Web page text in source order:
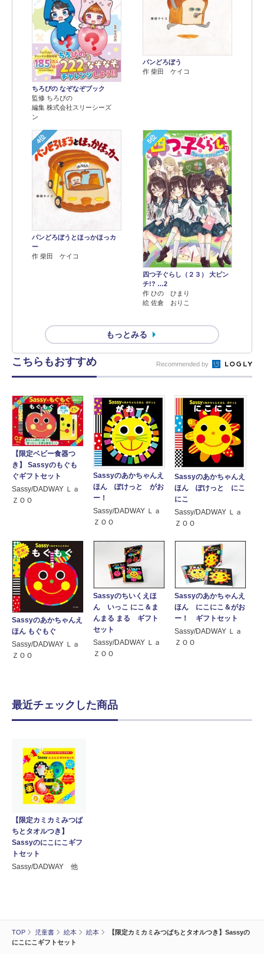
TOP 児童書 絵本 絵本
【限定カミカミみつばちとタオルつき】Sassyの
にこにこギフトセット
ちろぴの なぞなぞブック
監修 ちろぴの
編集 株式会社スリーシーズ
ン
パンどろぼう
作 柴田 ケイコ
4位
パンどろぼうとほっかほっカ
ー
作 柴田 ケイコ
5位
四つ子ぐらし（２３） 大ピン
チ!? …2
作 ひの ひまり
絵 佐倉 おりこ
もっとみる
こちらもおすすめ Recommended by
【限定ベビー食器つ
き】 Sassyのもぐも
ぐギフトセット
Sassy/DADWAY Ｌａ
ＺＯＯ
Sassyのあかちゃんえ
ほん ぽけっと がお
ー！
Sassy/DADWAY Ｌａ
ＺＯＯ
Sassyのあかちゃんえ
ほん ぽけっと にこ
にこ
Sassy/DADWAY Ｌａ
ＺＯＯ
Sassyのあかちゃんえ
ほん もぐもぐ
Sassy/DADWAY Ｌａ
ＺＯＯ
Sassyのちいくえほ
ん いっこ にこ＆ま
んまる まる ギフト
セット
Sassy/DADWAY Ｌａ
ＺＯＯ
Sassyのあかちゃんえ
ほん にこにこ＆がお
ー！ ギフトセット
Sassy/DADWAY Ｌａ
ＺＯＯ
最近チェックした商品
【限定カミカミみつば
ちとタオルつき】
Sassyのにこにこギフ
トセット
Sassy/DADWAY 他